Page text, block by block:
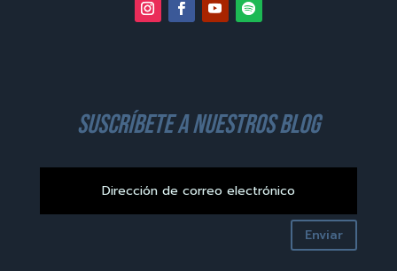
suscríbete a nuestros blog
Enviar